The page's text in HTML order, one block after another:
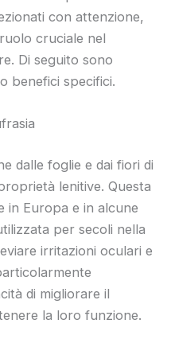
con attenzione,
cruciale nel
Di seguito sono
benefici specifici.
dalle foglie e dai fiori di
lenitive. Questa
in Europa e in alcune
per secoli nella
irritazioni oculari e
di migliorare il
la loro funzione.